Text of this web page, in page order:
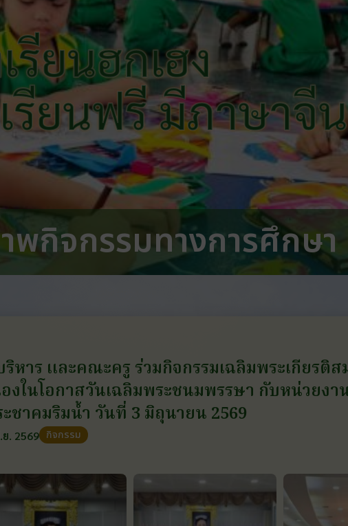
รียนฮกเฮง
รียนฟรี มีภาษาจีน
พกิจกรรมทางการศึกษา
หาร และคณะครู ร่วมกิจกรรมเฉลิมพระเกียรติ
งในโอกาสวันเฉลิมพระชนมพรรษา กับหน่วยง
ชาคมริมน้ำ วันที่ 3 มิถุนายน 2569
ย. 2569 กิจกรรม